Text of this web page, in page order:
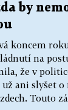
by
koncem
na
že v
ani slyšet
Touto